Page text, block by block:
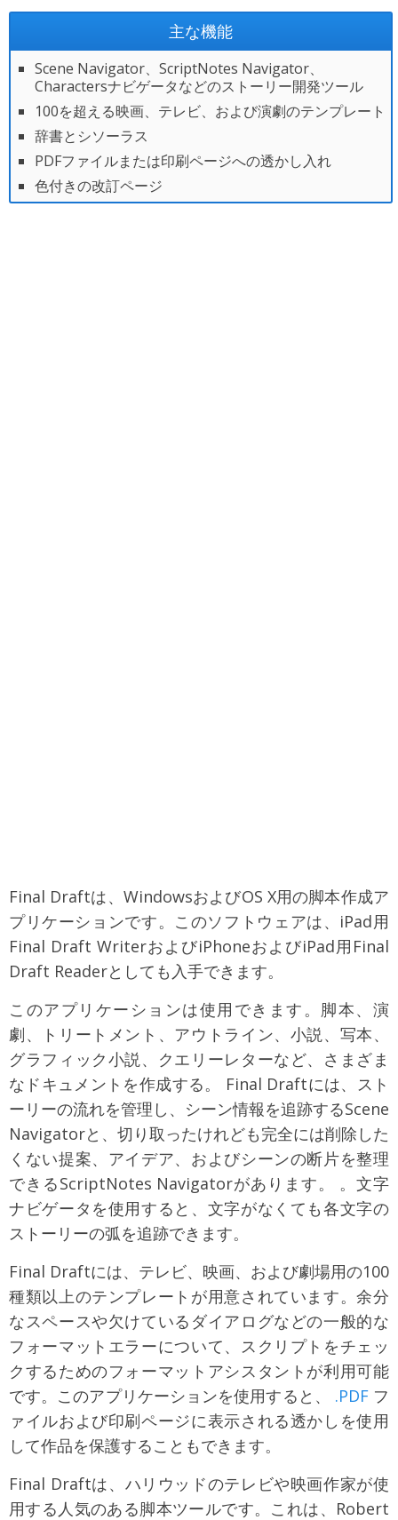
主な機能
Scene Navigator、ScriptNotes Navigator、
Charactersナビゲータなどのストーリー開発ツール
100を超える映画、テレビ、および演劇のテンプレート
辞書とシソーラス
PDFファイルまたは印刷ページへの透かし入れ
色付きの改訂ページ
Final Draftは、WindowsおよびOS X用の脚本作成ア
プリケーションです。このソフトウェアは、iPad用
Final Draft WriterおよびiPhoneおよびiPad用Final
Draft Readerとしても入手できます。
このアプリケーションは使用できます。脚本、演
劇、トリートメント、アウトライン、小説、写本、
グラフィック小説、クエリーレターなど、さまざま
なドキュメントを作成する。 Final Draftには、スト
ーリーの流れを管理し、シーン情報を追跡するScene
Navigatorと、切り取ったけれども完全には削除した
くない提案、アイデア、およびシーンの断片を整理
できるScriptNotes Navigatorがあります。 。文字
ナビゲータを使用すると、文字がなくても各文字の
ストーリーの弧を追跡できます。
Final Draftには、テレビ、映画、および劇場用の100
種類以上のテンプレートが用意されています。余分
なスペースや欠けているダイアログなどの一般的な
フォーマットエラーについて、スクリプトをチェッ
クするためのフォーマットアシスタントが利用可能
です。このアプリケーションを使用すると、 .PDFフ
ァイルおよび印刷ページに表示される透かしを使用
して作品を保護することもできます。
Final Draftは、ハリウッドのテレビや映画作家が使
用する人気のある脚本ツールです。これは、Robert